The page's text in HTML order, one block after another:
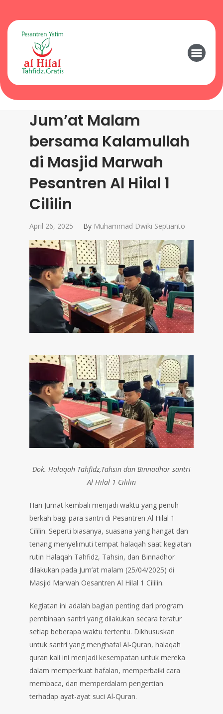
Jum’at Malam
bersama Kalamullah
di Masjid Marwah
Pesantren Al Hilal 1
Cililin
April 26, 2025 By Muhammad Dwiki Septianto
Dok. Halaqah Tahfidz,Tahsin dan Binnadhor santri
Al Hilal 1 Cililin
Hari Jumat kembali menjadi waktu yang penuh
berkah bagi para santri di Pesantren Al Hilal 1
Cililin. Seperti biasanya, suasana yang hangat dan
tenang menyelimuti tempat halaqah saat kegiatan
rutin Halaqah Tahfidz, Tahsin, dan Binnadhor
dilakukan pada Jum’at malam (25/04/2025) di
Masjid Marwah Oesantren Al Hilal 1 Cililin.
Kegiatan ini adalah bagian penting dari program
pembinaan santri yang dilakukan secara teratur
setiap beberapa waktu tertentu. Dikhususkan
untuk santri yang menghafal Al-Quran, halaqah
quran kali ini menjadi kesempatan untuk mereka
dalam memperkuat hafalan, memperbaiki cara
membaca, dan memperdalam pengertian
terhadap ayat-ayat suci Al-Quran.